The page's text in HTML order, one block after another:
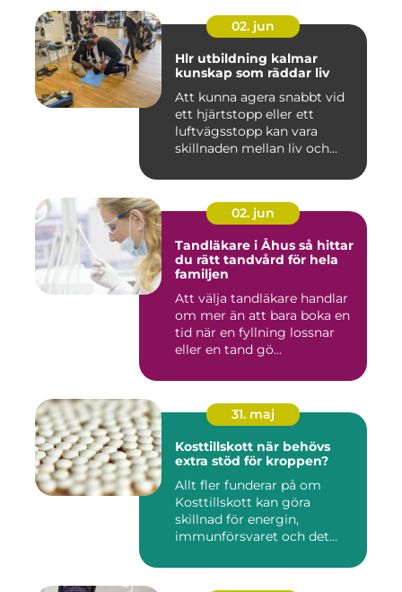
02. jun
Hlr utbildning kalmar
kunskap som räddar liv
Att kunna agera snabbt vid
ett hjärtstopp eller ett
luftvägsstopp kan vara
skillnaden mellan liv och...
02. jun
Tandläkare i Åhus så hittar
du rätt tandvård för hela
familjen
Att välja tandläkare handlar
om mer än att bara boka en
tid när en fyllning lossnar
eller en tand gö...
31. maj
Kosttillskott när behövs
extra stöd för kroppen?
Allt fler funderar på om
Kosttillskott kan göra
skillnad för energin,
immunförsvaret och det